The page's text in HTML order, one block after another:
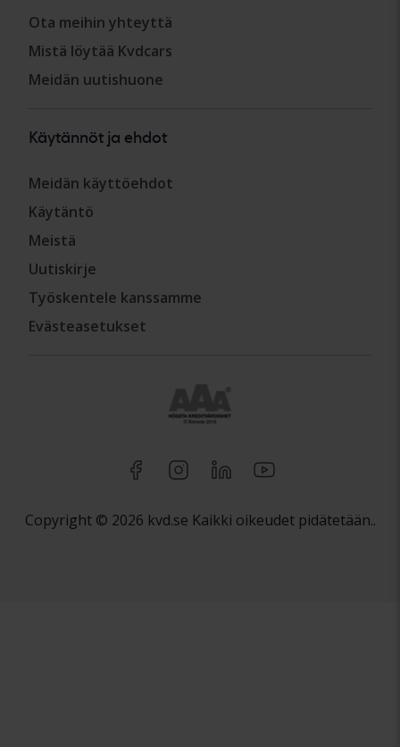
Ota meihin yhteyttä
Mistä löytää Kvdcars
Meidän uutishuone
Käytännöt ja ehdot
Meidän käyttöehdot
Käytäntö
Meistä
Uutiskirje
Työskentele kanssamme
Evästeasetukset
Copyright © 2026 kvd.se Kaikki oikeudet pidätetään..